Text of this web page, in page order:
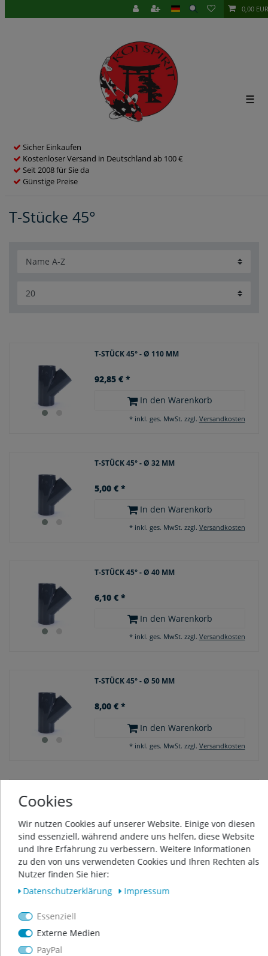
0,00 EUR
Sicher Einkaufen
Kostenloser Versand in Deutschland ab 100 €
Seit 2008 für Sie da
Günstige Preise
☰
T-Stücke 45°
T-STÜCK 45° - Ø 110 MM
92,85 € *
In den Warenkorb
* inkl. ges. MwSt. zzgl. Versandkosten
T-STÜCK 45° - Ø 32 MM
5,00 € *
In den Warenkorb
* inkl. ges. MwSt. zzgl. Versandkosten
T-STÜCK 45° - Ø 40 MM
6,10 € *
In den Warenkorb
* inkl. ges. MwSt. zzgl. Versandkosten
T-STÜCK 45° - Ø 50 MM
8,00 € *
In den Warenkorb
* inkl. ges. MwSt. zzgl. Versandkosten
In den Warenkorb
*inkl. ges. MwSt.zzgl.Versandkosten
T-STÜCK 45° - Ø 75 MM
Cookies
Wir nutzen Cookies auf unserer Website. Einige von diesen
sind essenziell, während andere uns helfen, diese Website
und Ihre Erfahrung zu verbessern. Weitere Informationen
zu den von uns verwendeten Cookies und Ihren Rechten als
Nutzer finden Sie hier:
Daten­schutz­erklärung
Impressum
Essenziell
Externe Medien
PayPal